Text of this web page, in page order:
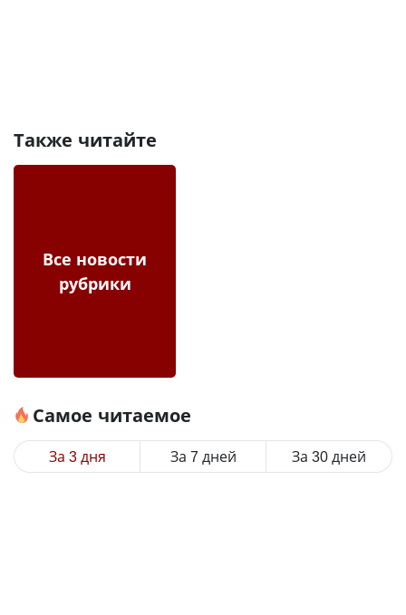
Также читайте
Все новости
рубрики
Самое читаемое
За 3 дня За 7 дней За 30 дней